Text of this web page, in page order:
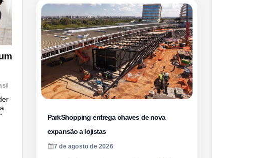
ParkShopping entrega chaves de nova
expansão a lojistas
7 de agosto de 2026